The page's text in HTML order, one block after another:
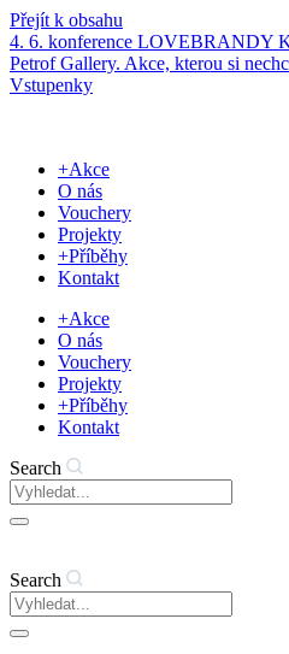
Přejít k obsahu
4. 6. konference LOVEBRANDY
Petrof Gallery. Akce, kterou si
Vstupenky
+Akce
O nás
Vouchery
Projekty
+Příběhy
Kontakt
+Akce
O nás
Vouchery
Projekty
+Příběhy
Kontakt
Search
Search